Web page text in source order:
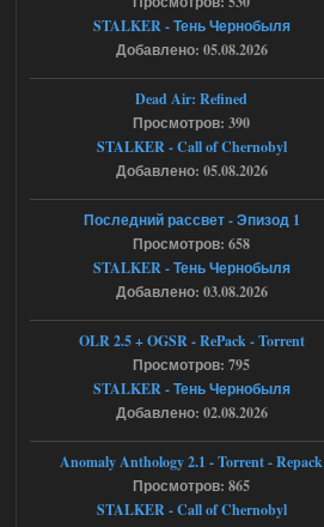
все устанавливал по
мануалу......
Ответить ➤
06.08.2026
Игра для сталкера 21-очко
ruslanpyrusov
как изменить макс сумму
ставки в файлах чтобы
ставить больше 1 к
Ответить ➤
05.08.2026
Тайна Зоны - Remaster 2026
Stalker-Mods-Clan-su
Доступно только для пользователей
Ответить ➤
05.08.2026
Тайна Зоны - Remaster 2026
STALKER - Тень Чернобыля
Добавлено: 05.08.2026
Dead Air: Refined
Просмотров: 390
STALKER - Call of Chernobyl
Добавлено: 05.08.2026
Последний рассвет - Эпизод 1
Просмотров: 658
STALKER - Тень Чернобыля
Добавлено: 03.08.2026
OLR 2.5 + OGSR - RePack - Torrent
Просмотров: 795
STALKER - Тень Чернобыля
Добавлено: 02.08.2026
Anomaly Anthology 2.1 - Torrent - Repack
Просмотров: 865
STALKER - Call of Chernobyl